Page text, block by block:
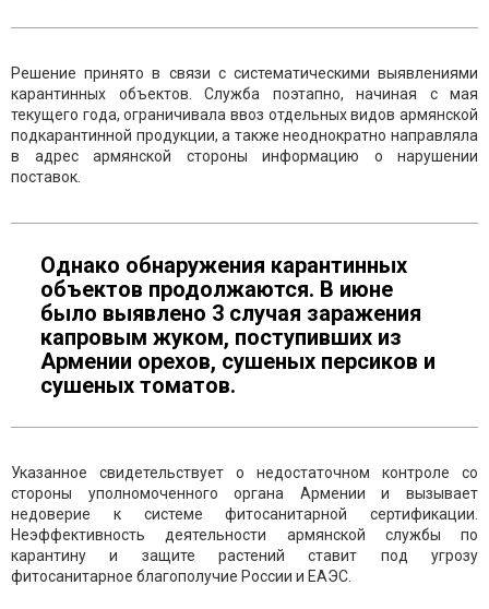
Решение принято в связи с систематическими выявлениями
карантинных объектов. Служба поэтапно, начиная с мая
текущего года, ограничивала ввоз отдельных видов армянской
подкарантинной продукции, а также неоднократно направляла
в адрес армянской стороны информацию о нарушении
поставок.
Однако обнаружения карантинных
объектов продолжаются. В июне
было выявлено 3 случая заражения
капровым жуком, поступивших из
Армении орехов, сушеных персиков и
сушеных томатов.
Указанное свидетельствует о недостаточном контроле со
стороны уполномоченного органа Армении и вызывает
недоверие к системе фитосанитарной сертификации.
Неэффективность деятельности армянской службы по
карантину и защите растений ставит под угрозу
фитосанитарное благополучие России и ЕАЭС.